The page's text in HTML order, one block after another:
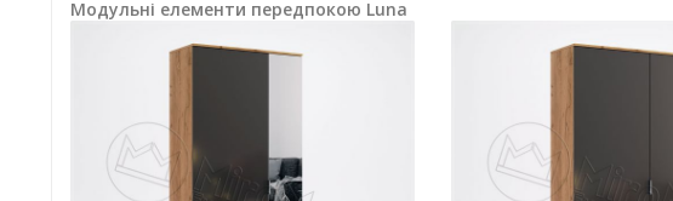
Модульні елементи передпокою Luna